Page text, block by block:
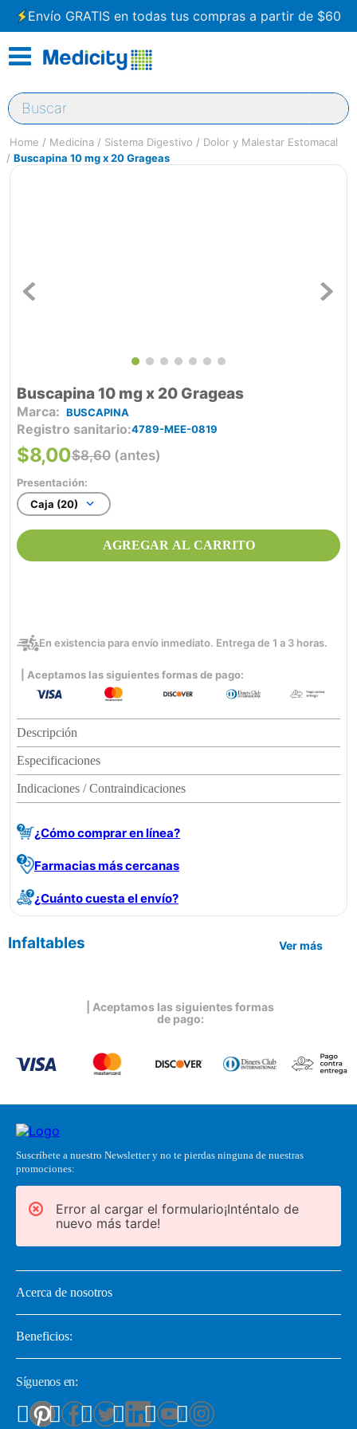
Envío GRATIS en todas tus compras a partir de $60
Buscar
Medicina Sistema Digestivo
Dolor y Malestar Estomacal
Buscapina 10 mg x 20 Grageas
Buscapina 10 mg x 20 Grageas
BUSCAPINA
Registro sanitario 4789-MEE-0819
$8,60 (antes)
$8,00
Presentación:
Caja (20)
AGREGAR AL CARRITO
En existencia para envío inmediato. Entrega de 1 a 3 horas.
| Aceptamos las siguientes formas de pago:
Descripción
Especificaciones
Indicaciones / Contraindicaciones
¿Cómo comprar en línea?
Farmacias más cercanas
¿Cuánto cuesta el envío?
Infaltables Ver más
| Aceptamos las siguientes formas
de pago:
Suscríbete a nuestro Newsletter y no te pierdas ninguna de nuestras
promociones:
Error al cargar el formulario¡Inténtalo de
nuevo más tarde!
Acerca de nosotros
Beneficios:
Síguenos en: